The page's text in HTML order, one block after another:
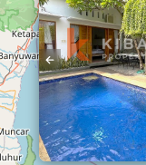
1